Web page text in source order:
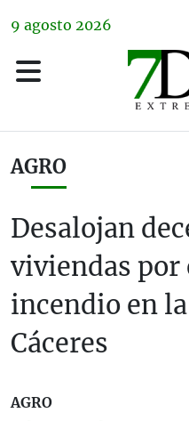
9 agosto 2026
AGRO
Desalojan
viviendas por
incendio en
Cáceres
AGRO